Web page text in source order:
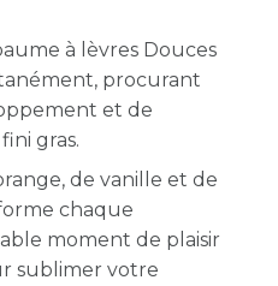
à lèvres Douces
procurant
et de
gras.
de vanille et de
chaque
moment de plaisir
sublimer votre